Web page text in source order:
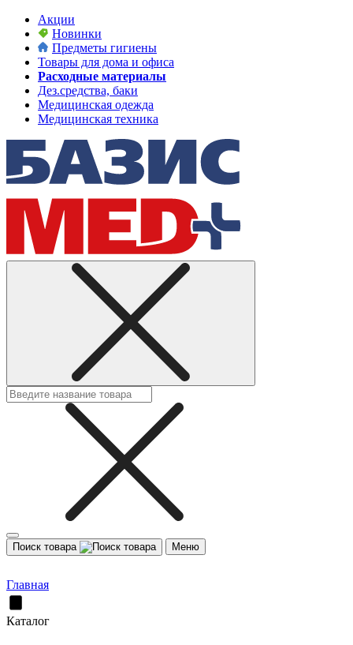
Акции
Новинки
Предметы гигиены
Товары для дома и офиса
Расходные материалы
Дез.средства, баки
Медицинская одежда
Медицинская техника
Поиск товара Меню
Главная
Каталог